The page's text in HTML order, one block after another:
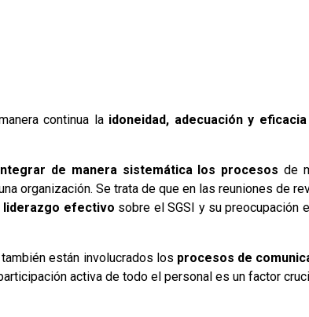
continua laidoneidad, adecuación y eficacia
de manera sistemática los procesos de
organización. Se trata de que en las reuniones de
liderazgo efectivo sobre el SGSI y su preocupación
también están involucrados los procesos de
activa de todo el personal es un factor